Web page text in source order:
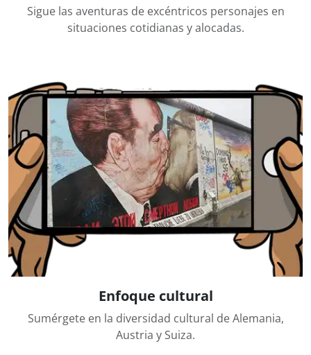
Sigue las aventuras de excéntricos personajes en
situaciones cotidianas y alocadas.
Enfoque cultural
Sumérgete en la diversidad cultural de Alemania,
Austria y Suiza.